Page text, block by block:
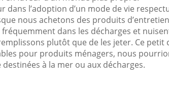
l’adoption d’un mode de vie
nous achetons des produits
dans les décharges et
plutôt que de les jeter. Ce
pour produits ménagers, nous
à la mer ou aux décharges.